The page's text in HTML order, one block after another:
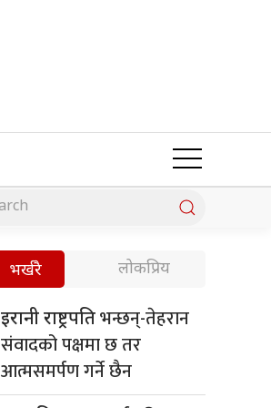
भर्खरै लोकप्रिय
इरानी राष्ट्रपतिभन्छन्-तेहरान
संवादको पक्षमा छ तर
आत्मसमर्पण गर्ने छैन